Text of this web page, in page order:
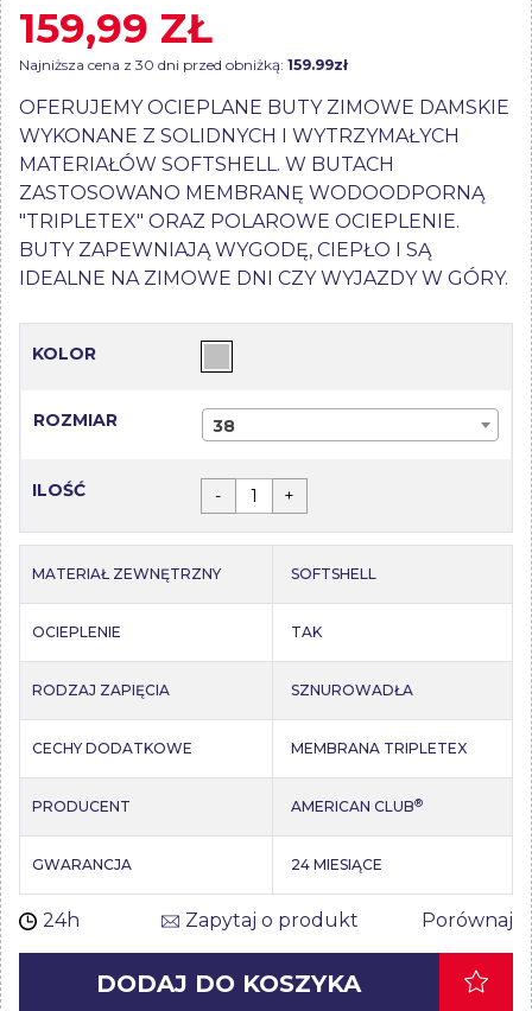
159,99 ZŁ
Najniższa cena z 30 dni przed obniżką: 159.99zł
OFERUJEMY OCIEPLANE BUTY ZIMOWE DAMSKIE
WYKONANE Z SOLIDNYCH I WYTRZYMAŁYCH
MATERIAŁÓW SOFTSHELL. W BUTACH
ZASTOSOWANO MEMBRANĘ WODOODPORNĄ
"TRIPLETEX" ORAZ POLAROWE OCIEPLENIE.
BUTY ZAPEWNIAJĄ WYGODĘ, CIEPŁO I SĄ
IDEALNE NA ZIMOWE DNI CZY WYJAZDY W GÓRY.
KOLOR
ROZMIAR 38
ILOŚĆ - +
MATERIAŁ ZEWNĘTRZNY SOFTSHELL
OCIEPLENIE TAK
RODZAJ ZAPIĘCIA SZNUROWADŁA
CECHY DODATKOWE MEMBRANA TRIPLETEX
PRODUCENT AMERICAN CLUB®
GWARANCJA 24 MIESIĄCE
24h Zapytaj o produkt Porównaj
DODAJ DO KOSZYKA